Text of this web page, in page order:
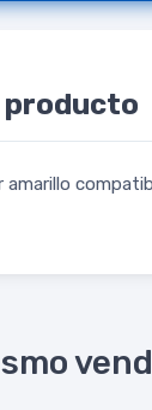
producto
amarillo